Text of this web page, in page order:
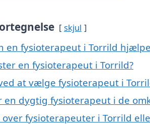
skjul
en fysioterapeut i Torrild
en fysioterapeut i Torrild?
at vælge fysioterapeut i
en dygtig fysioterapeut i de
fysioterapeuter i Torrild